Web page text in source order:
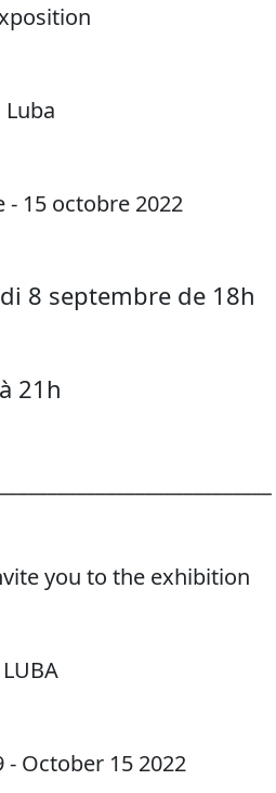
Luba
- 15 octobre 2022
8 septembre de 18h
à 21h
you to the exhibition
LUBA
- October 15 2022